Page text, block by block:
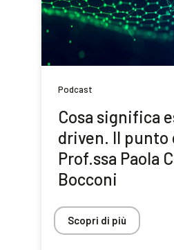
Podcast
Cosa significa
driven. Il punto
Prof.ssa Paola
Bocconi
Scopri di più